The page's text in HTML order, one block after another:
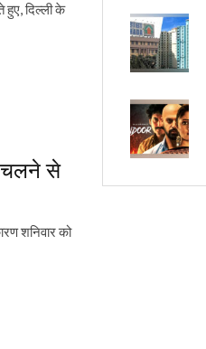
हुए, दिल्ली के
चलने से
शनिवार को